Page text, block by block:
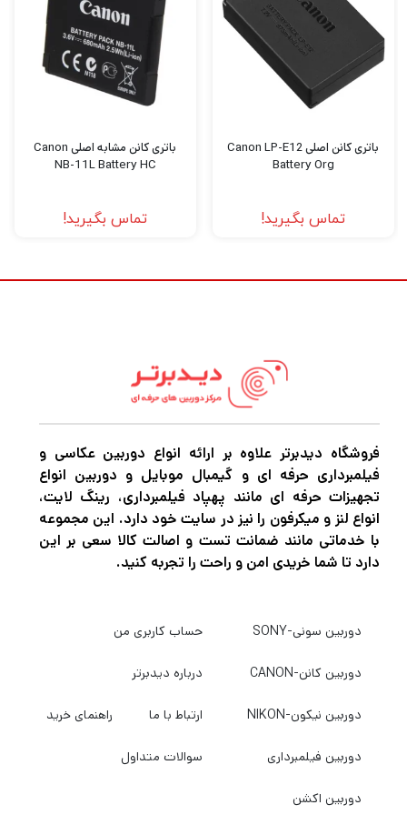
فیلمبرداری، پهپاد فیلمبرداری، گیمبال دوربین
،گیمبال موبایل و هر نوع تجهیزات آتلیه را با
بهترین کیفیت و قیمت خریداری کنید به دیدبرتر
سربزنید.
باتری کانن اصلی Canon LP-E12
Battery Org
تماس بگیرید!
باتری کانن مشابه اصلی Canon
NB-11L Battery HC
تماس بگیرید!
فروشگاه دیدبرتر علاوه بر ارائه انواع دوربین عکاسی و
فیلمبرداری حرفه ای و گیمبال موبایل و دوربین انواع
تجهیزات حرفه ای مانند پهپاد فیلمبرداری، رینگ لایت،
انواع لنز و میکرفون را نیز در سایت خود دارد. این مجموعه
با خدماتی مانند ضمانت تست و اصالت کالا سعی بر این
دارد تا شما خریدی امن و راحت را تجربه کنید.
دوربین سونی-SONY
دوربین کانن-CANON
دوربین نیکون-NIKON
دوربین فیلمبرداری
دوربین اکشن
حساب کاربری من
درباره دیدبرتر
ارتباط با ما راهنمای خرید
سوالات متداول